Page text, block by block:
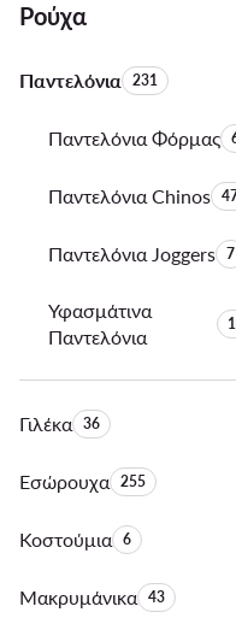
Ρούχα
ΠαντελόνιαΑριθμός
231
Παντελόνια Φόρμας
Παντελόνια Chinos
Παντελόνια Joggers 7
Υφασμάτινα
Παντελόνια
ΓιλέκαΑριθμός προϊόντων:
36
ΕσώρουχαΑριθμός
255
ΚοστούμιαΑριθμός
6
ΜακρυμάνικαΑριθμός
43